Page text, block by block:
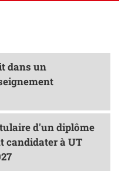
dans un
d'un diplôme
candidater à UT